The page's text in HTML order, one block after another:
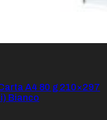
A4 80 g 210×297
Bianco